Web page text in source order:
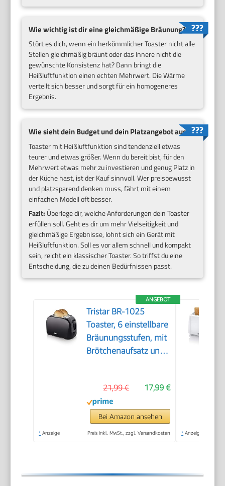
Wie wichtig ist dir eine gleichmäßige Bräunung?
Stört es dich, wenn ein herkömmlicher Toaster nicht alle
Stellen gleichmäßig bräunt oder das Innere nicht die
gewünschte Konsistenz hat? Dann bringt die
Heißluftfunktion einen echten Mehrwert. Die Wärme
verteilt sich besser und sorgt für ein homogeneres
Ergebnis.
Wie sieht dein Budget und dein Platzangebot aus?
Toaster mit Heißluftfunktion sind tendenziell etwas
teurer und etwas größer. Wenn du bereit bist, für den
Mehrwert etwas mehr zu investieren und genug Platz in
der Küche hast, ist der Kauf sinnvoll. Wer preisbewusst
und platzsparend denken muss, fährt mit einem
einfachen Modell oft besser.
Fazit: Überlege dir, welche Anforderungen dein Toaster
erfüllen soll. Geht es dir um mehr Vielseitigkeit und
gleichmäßige Ergebnisse, lohnt sich ein Gerät mit
Heißluftfunktion. Soll es vor allem schnell und kompakt
sein, reicht ein klassischer Toaster. So triffst du eine
Entscheidung, die zu deinen Bedürfnissen passt.
ANGEBOT
Tristar BR-1025
Toaster, 6 einstellbare
Bräunungsstufen, mit
Brötchenaufsatz und
17,99 €
21,99 €
Bei Amazon ansehen
* Anzeige Preis inkl. MwSt., zzgl. Versandkosten * Anzeige